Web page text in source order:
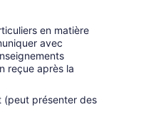
en matière
avec
reçue après la
(peut présenter des